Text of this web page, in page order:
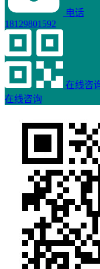
电话
18129801592
在线咨
在线咨询